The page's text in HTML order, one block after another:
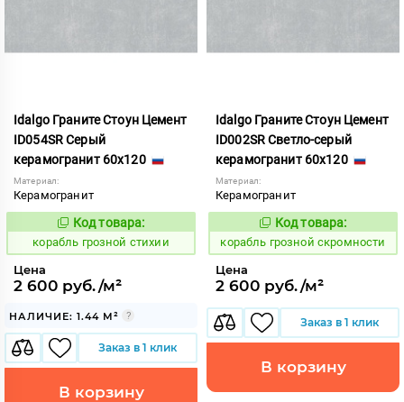
Idalgo Граните Стоун Цемент
ID054SR Серый
керамогранит 60x120
Материал:
Керамогранит
768473
Код товара:
корабль грозной стихии
Цена
2 600 руб./м²
НАЛИЧИЕ: 1.44 М²
Заказ в 1 клик
В корзину
Idalgo Граните Стоун Цемент
ID002SR Светло-серый
керамогранит 60x120
Материал:
Керамогранит
768468
Код товара:
корабль грозной скромности
Цена
2 600 руб./м²
Заказ в 1 клик
В корзину